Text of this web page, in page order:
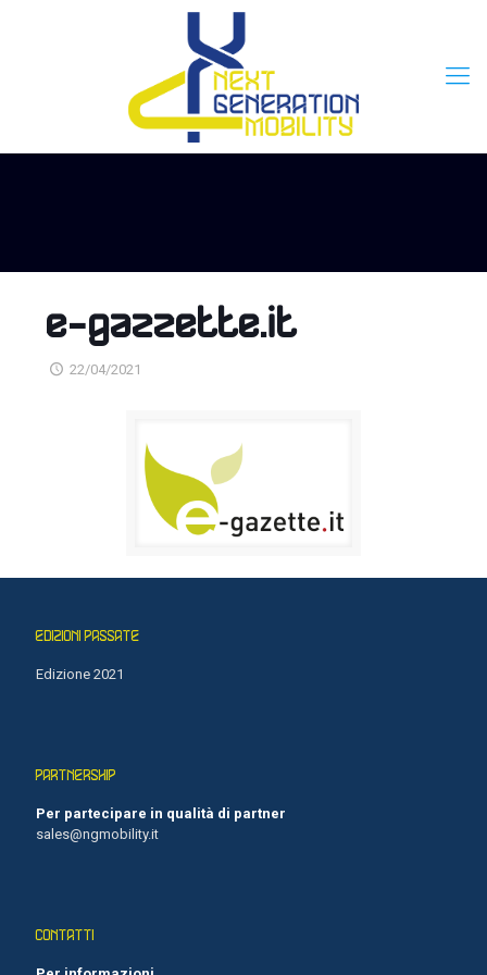
e-gazzette.it
22/04/2021
EDIZIONI PASSATE
Edizione 2021
PARTNERSHIP
Per partecipare in qualità di partner
sales@ngmobility.it
CONTATTI